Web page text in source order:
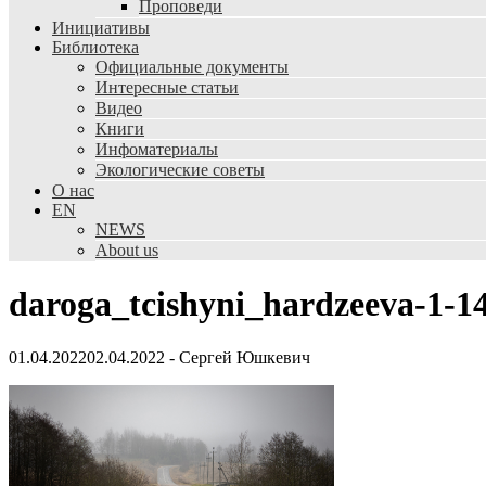
Проповеди
Инициативы
Библиотека
Официальные документы
Интересные статьи
Видео
Книги
Инфоматериалы
Экологические советы
О нас
EN
NEWS
About us
daroga_tcishyni_hardzeeva-1-
01.04.202202.04.2022 - Сергей Юшкевич